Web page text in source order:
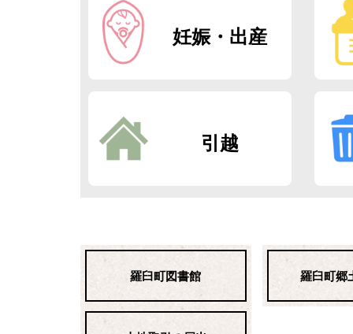
妊娠・出産
引越
羅臼町図書館 羅臼町郷